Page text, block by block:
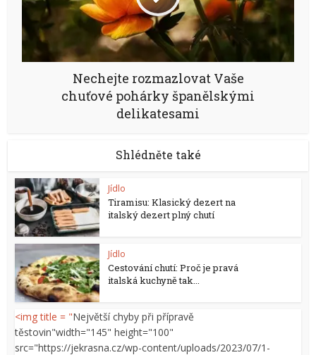
Nechejte rozmazlovat Vaše
chuťové pohárky španělskými
delikatesami
Shlédněte také
Jídlo
Tiramisu: Klasický dezert na
italský dezert plný chutí
Jídlo
Cestování chutí: Proč je pravá
italská kuchyně tak...
<img title = "Největší chyby při přípravě
těstovin"width="145" height="100"
src="https://jekrasna.cz/wp-content/uploads/2023/07/1-